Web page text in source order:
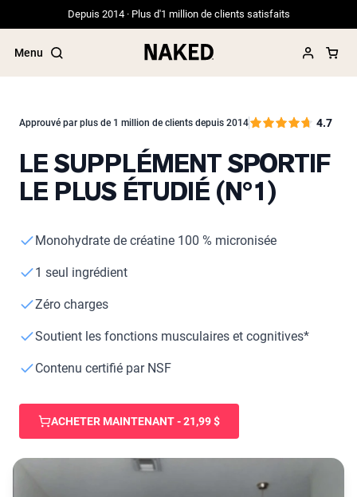
Depuis 2014 · Plus d'1 million de clients satisfaits
Menu
Termes de recherche populaires
”Protein Powder“
”Collagen“
PROTÉINES EN POUDRE
Isolat de lactosérum issu de vaches
Poudre de protéine de chèvre
Caséine micellaire
Shop All Protéines En Poudre
PROTÉINES VÉGANES
Approuvé par plus de 1 million de clients depuis 2014 4.7
LE SUPPLÉMENT SPORTIF
LE PLUS ÉTUDIÉ (N°1)
Monohydrate de créatine 100 % micronisée
1 seul ingrédient
Zéro charges
Soutient les fonctions musculaires et cognitives*
Contenu certifié par NSF
ACHETER MAINTENANT - 21,99 $